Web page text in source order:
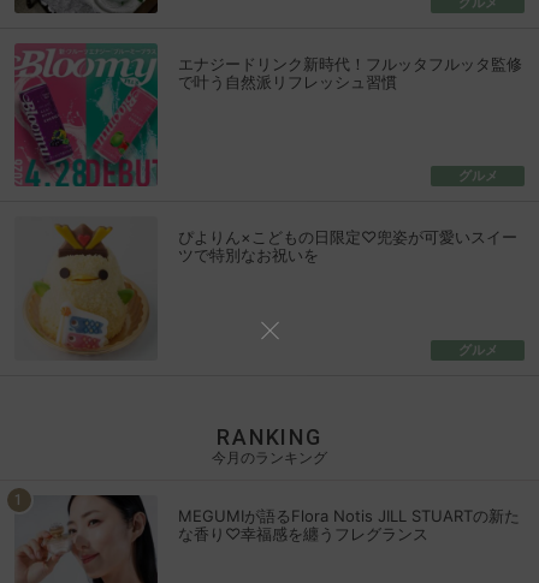
エナジードリンク新時代！フルッタフルッタ監修
で叶う自然派リフレッシュ習慣
グルメ
ぴよりん×こどもの日限定♡兜姿が可愛いスイー
ツで特別なお祝いを
グルメ
RANKING
今月のランキング
MEGUMIが語るFlora Notis JILL STUARTの新た
な香り♡幸福感を纏うフレグランス